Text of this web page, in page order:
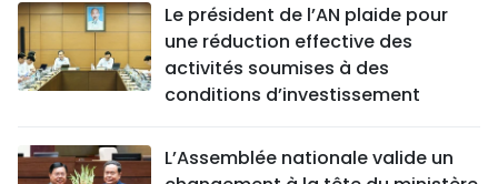
Le président de l’AN plaide pour
une réduction effective des
activités soumises à des
conditions d’investissement
L’Assemblée nationale valide un